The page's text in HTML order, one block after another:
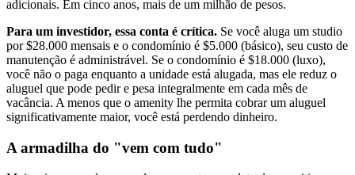
adicionais. Em cinco anos, mais de um milhão de pesos.
Para um investidor, essa conta é crítica. Se você aluga um studio
por $28.000 mensais e o condomínio é $5.000 (básico), seu custo de
manutenção é administrável. Se o condomínio é $18.000 (luxo),
você não o paga enquanto a unidade está alugada, mas ele reduz o
aluguel que pode pedir e pesa integralmente em cada mês de
vacância. A menos que o amenity lhe permita cobrar um aluguel
significativamente maior, você está perdendo dinheiro.
A armadilha do "vem com tudo"